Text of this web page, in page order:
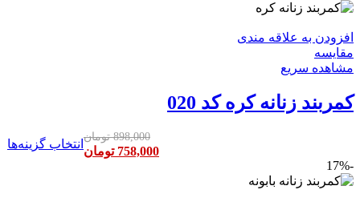
افزودن به علاقه مندی
مقایسه
مشاهده سریع
کمربند زنانه کره کد 020
898,000 تومان
758,000 تومان انتخاب گزینه‌ها
-17%